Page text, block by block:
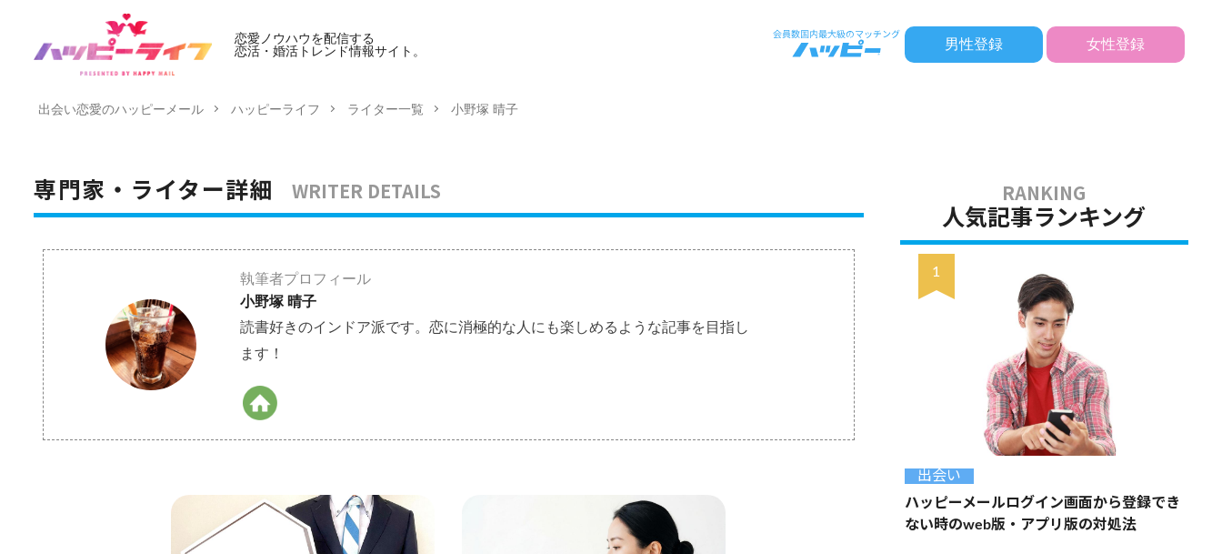
恋愛ノウハウを配信する
恋活・婚活トレンド情報サイト。
男性登録 女性登録
出会い恋愛のハッピーメール ハッピーライフ ライター一覧 小野塚 晴子
専門家・ライター詳細 WRITER DETAILS
執筆者プロフィール
小野塚 晴子
読書好きのインドア派です。恋に消極的な人にも楽しめるような記事を目指し
ます！
人気記事ランキング
出会い
ハッピーメールログイン画面から登録でき
ない時のweb版・アプリ版の対処法